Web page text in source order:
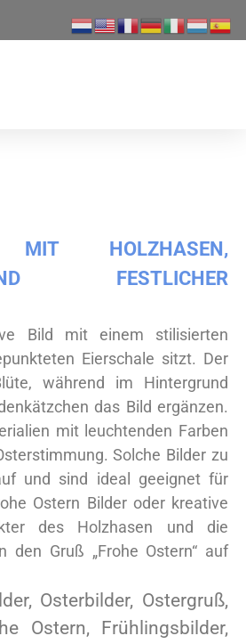
HOLZHASEN,
FESTLICHER
Bild mit einem stilisierten
Eierschale sitzt. Der
während im Hintergrund
das Bild ergänzen.
mit leuchtenden Farben
Solche Bilder zu
und sind ideal geeignet für
Ostern Bilder oder kreative
des Holzhasen und die
den Gruß „Frohe Ostern“ auf
Osterbilder, Ostergruß,
Ostern, Frühlingsbilder,